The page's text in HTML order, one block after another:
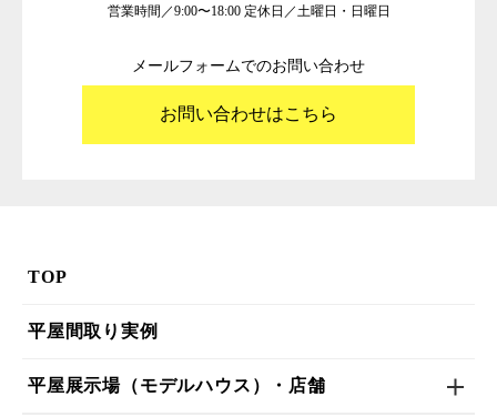
営業時間／9:00〜18:00 定休日／土曜日・日曜日
メールフォームでのお問い合わせ
お問い合わせはこちら
TOP
平屋間取り実例
平屋展示場（モデルハウス）・店舗